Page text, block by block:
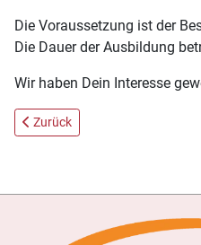
Die Voraussetzung ist der
Die Dauer der Ausbildung
Wir haben Dein Interesse
Vorheriger Beitrag: Großer
Zurück